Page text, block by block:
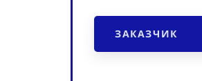
ЗАКАЗЧИК